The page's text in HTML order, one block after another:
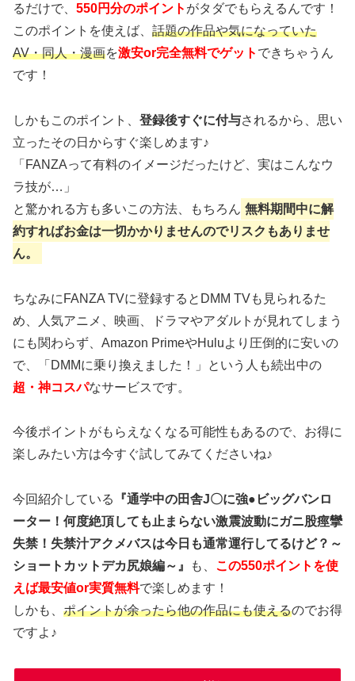
るだけで、 550円分のポイント がタダでもらえるんです！
このポイントを使えば、 話題の作品や気になっていた
AV・同人・漫画を激安or完全無料でゲット できちゃうん
です！
しかもこのポイント、 登録後すぐに付与されるから、思い
立ったその日からすぐ楽しめます♪
「FANZAって有料のイメージだったけど、実はこんなウ
ラ技が…」
と驚かれる方も多いこの方法、もちろん 無料期間中に解
約すればお金は一切かかりませんのでリスクもありませ
ん。
ちなみにFANZA TVに登録するとDMM TVも見られるた
め、人気アニメ、映画、ドラマやアダルトが見れてしまう
にも関わらず、Amazon PrimeやHuluより圧倒的に安いの
で、「DMMに乗り換えました！」という人も続出中の
超・神コスパなサービスです。
今後ポイントがもらえなくなる可能性もあるので、お得に
楽しみたい方は今すぐ試してみてくださいね♪
今回紹介している
『通学中の田舎J〇に強●ビッグバンロ
ーター！何度絶頂しても止まらない激震波動にガニ股痙攣
失禁！失禁汁アクメバスは今日も通常運行してるけど？～
ショートカットデカ尻娘編～』
も、 この550ポイントを使
えば最安値or実質無料で楽しめます！
しかも、 ポイントが余ったら他の作品にも使えるのでお得
ですよ♪